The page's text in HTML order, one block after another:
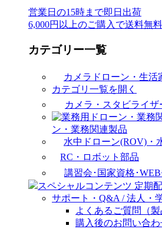
営業日の15時まで即日出荷
6,000円以上のご購入で送料無
カテゴリー一覧
カメラドローン・生活
カテゴリ一覧を開く
カメラ・スタビライザ
ン・業務関連製品
水中ドローン(ROV)・
RC・ロボット部品
講習会･国家資格･
スペシャルコンテンツ 定期
サポート・Q&A / 法人・
よくあるご質問（製
購入後のお問い合